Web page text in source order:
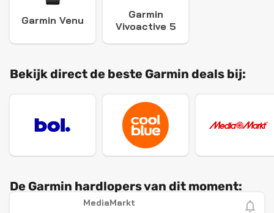
Garmin Venu
Garmin
Vivoactive 5
Bekijk direct de beste Garmin deals bij:
De Garmin hardlopers van dit moment:
MediaMarkt